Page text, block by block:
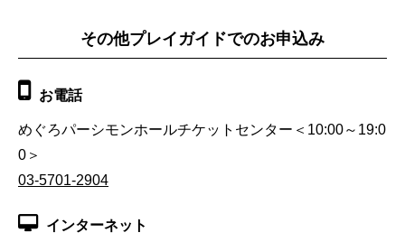
その他プレイガイドでのお申込み
お電話
めぐろパーシモンホールチケットセンター＜10:00～19:0
0＞
03-5701-2904
インターネット